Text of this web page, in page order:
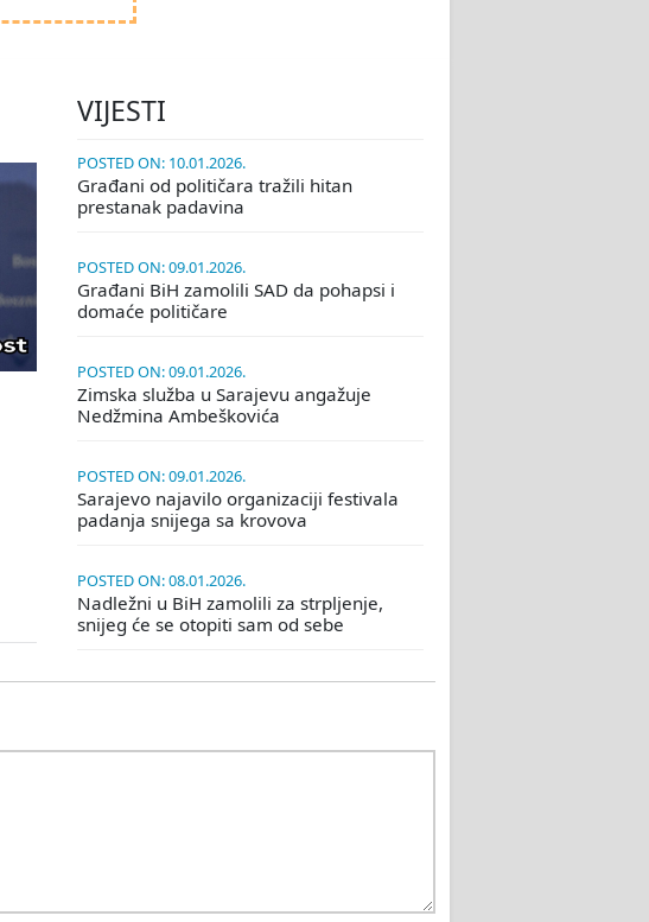
VIJESTI
POSTED ON: 10.01.2026.
Građani od političara tražili hitan
prestanak padavina
POSTED ON: 09.01.2026.
Građani BiH zamolili SAD da pohapsi i
domaće političare
POSTED ON: 09.01.2026.
Zimska služba u Sarajevu angažuje
Nedžmina Ambeškovića
POSTED ON: 09.01.2026.
Sarajevo najavilo organizaciji festivala
padanja snijega sa krovova
POSTED ON: 08.01.2026.
Nadležni u BiH zamolili za strpljenje,
snijeg će se otopiti sam od sebe